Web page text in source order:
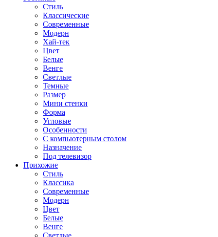
Стиль
Классические
Современные
Модерн
Хай-тек
Цвет
Белые
Венге
Светлые
Темные
Размер
Мини стенки
Форма
Угловые
Особенности
С компьютерным столом
Назначение
Под телевизор
Прихожие
Стиль
Классика
Современные
Модерн
Цвет
Белые
Венге
Светлые